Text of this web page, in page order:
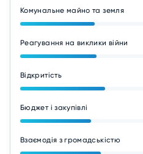
Комунальне майно та земля
Реагування на виклики війни
Відкритість
Бюджет і закупівлі
Взаємодія з громадськістю